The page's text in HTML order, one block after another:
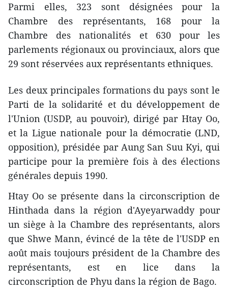
Parmi elles, 323 sont désignées pour la
Chambre des représentants, 168 pour la
Chambre des nationalités et 630 pour les
parlements régionaux ou provinciaux, alors que
29 sont réservées aux représentants ethniques.
Les deux principales formations du pays sont le
Parti de la solidarité et du développement de
l'Union (USDP, au pouvoir), dirigé par Htay Oo,
et la Ligue nationale pour la démocratie (LND,
opposition), présidée par Aung San Suu Kyi, qui
participe pour la première fois à des élections
générales depuis 1990.
Htay Oo se présente dans la circonscription de
Hinthada dans la région d'Ayeyarwaddy pour
un siège à la Chambre des représentants, alors
que Shwe Mann, évincé de la tête de l'USDP en
août mais toujours président de la Chambre des
représentants, est en lice dans la
circonscription de Phyu dans la région de Bago.